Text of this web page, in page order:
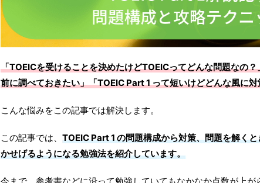
「TOEICを受けることを決めたけどTOEICってどんな問題なの
前に調べておきたい」「TOEIC Part 1 って短いけどどんな風に
こんな悩みをこの記事では解決します。
この記事では、 TOEIC Part 1 の問題構成から対策、問題を解く
かせげるようになる勉強法を紹介しています。